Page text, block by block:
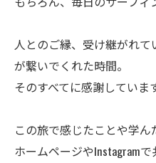
人とのご縁、受け継がれ
が繋いでくれた時間。
そのすべてに感謝していま
この旅で感じたことや学
ホームページやInstagram